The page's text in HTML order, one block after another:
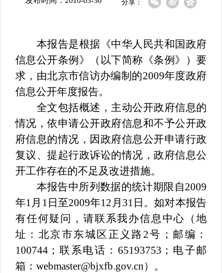
分享：
本报告是根据《中华人民共和国政府
信息公开条例》（以下简称《条例》）要
求，由北京市信访办编制的2009年度政府
信息公开年度报告。
全文包括概述，主动公开政府信息的
情况，依申请公开政府信息和不予公开政
府信息的情况，因政府信息公开申请行政
复议、提起行政诉讼的情况，政府信息公
开工作存在的不足及改进措施。
本报告中所列数据的统计期限自2009
年1月1日至2009年12月31日。如对本报告
有任何疑问，请联系我办信息中心（地
址：北京市东城区正义路2号；邮编：
100744；联系电话：65193753；电子邮
箱：webmaster@bjxfb.gov.cn）。